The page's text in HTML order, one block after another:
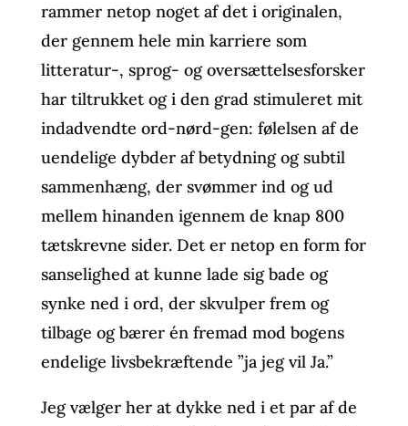
rammer netop noget af det i originalen,
der gennem hele min karriere som
litteratur-, sprog- og oversættelsesforsker
har tiltrukket og i den grad stimuleret mit
indadvendte ord-nørd-gen: følelsen af de
uendelige dybder af betydning og subtil
sammenhæng, der svømmer ind og ud
mellem hinanden igennem de knap 800
tætskrevne sider. Det er netop en form for
sanselighed at kunne lade sig bade og
synke ned i ord, der skvulper frem og
tilbage og bærer én fremad mod bogens
endelige livsbekræftende ”ja jeg vil Ja.”
Jeg vælger her at dykke ned i et par af de